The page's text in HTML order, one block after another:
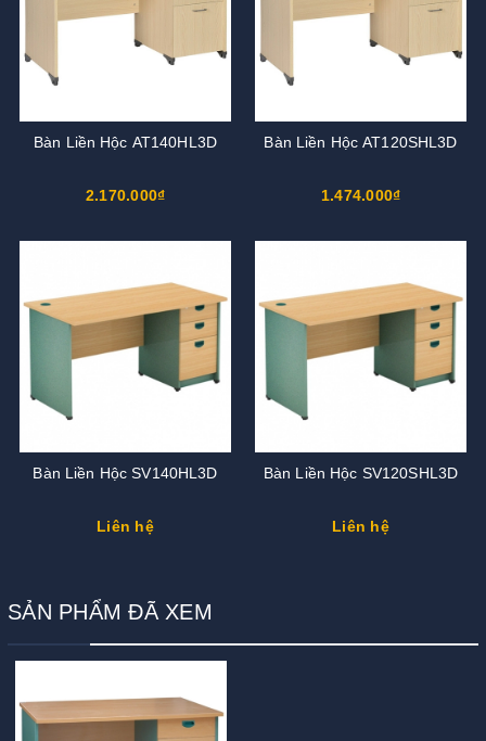
Bàn Liền Hộc AT140HL3D
2.170.000₫
Bàn Liền Hộc AT120SHL3D
1.474.000₫
Bàn Liền Hộc SV140HL3D
Liên hệ
Bàn Liền Hộc SV120SHL3D
Liên hệ
SẢN PHẨM ĐÃ XEM